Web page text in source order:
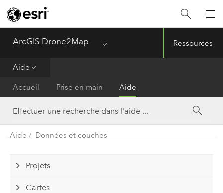
ArcGIS Drone2Map Menu Ressources
Aide
Accueil Prise en main Aide
Aide Données et couches
Projets
Cartes